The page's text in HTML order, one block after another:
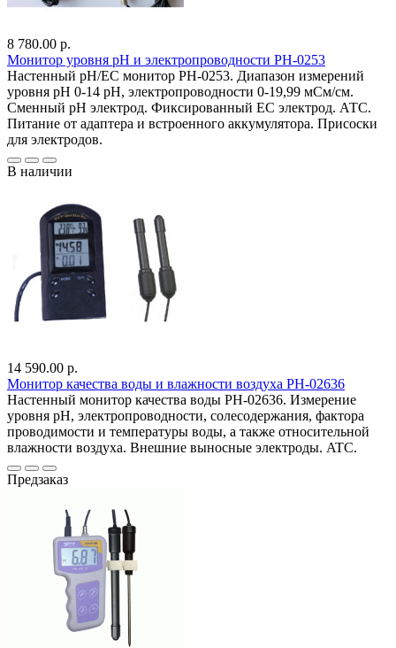
8 780.00 р.
Монитор уровня рН и электропроводности PH-0253
Настенный pH/EC монитор PH-0253. Диапазон измерений
уровня pH 0-14 pH, электропроводности 0-19,99 мСм/см.
Сменный pH электрод. Фиксированный EC электрод. АТС.
Питание от адаптера и встроенного аккумулятора. Присоски
для электродов.
В наличии
14 590.00 р.
Монитор качества воды и влажности воздуха PH-02636
Настенный монитор качества воды PH-02636. Измерение
уровня pH, электропроводности, солесодержания, фактора
проводимости и температуры воды, а также относительной
влажности воздуха. Внешние выносные электроды. ATC.
Предзаказ